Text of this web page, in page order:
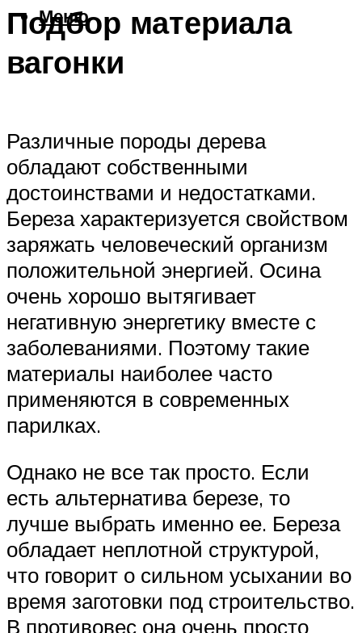
Меню
Подбор материала
вагонки
Различные породы дерева
обладают собственными
достоинствами и недостатками.
Береза характеризуется свойством
заряжать человеческий организм
положительной энергией. Осина
очень хорошо вытягивает
негативную энергетику вместе с
заболеваниями. Поэтому такие
материалы наиболее часто
применяются в современных
парилках.
Однако не все так просто. Если
есть альтернатива березе, то
лучше выбрать именно ее. Береза
обладает неплотной структурой,
что говорит о сильном усыхании во
время заготовки под строительство.
В противовес она очень просто